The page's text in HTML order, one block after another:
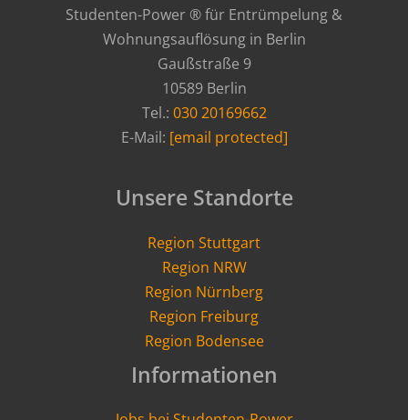
Studenten-Power ® für Entrümpelung &
Wohnungsauflösung in Berlin
Gaußstraße 9
10589 Berlin
Tel.: 030 20169662
E-Mail: [email protected]
Unsere Standorte
Region Stuttgart
Region NRW
Region Nürnberg
Region Freiburg
Region Bodensee
Informationen